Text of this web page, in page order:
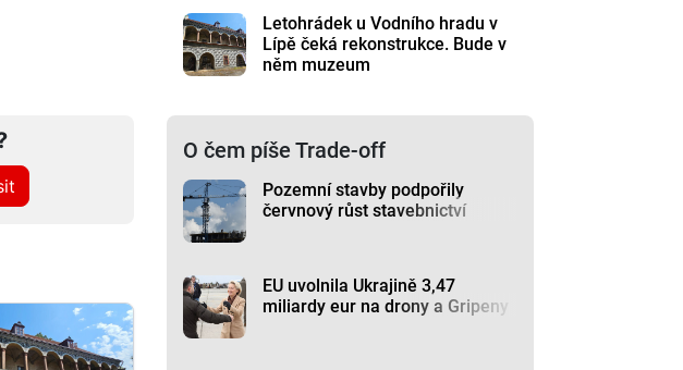
Letohrádek u Vodního hradu v
Lípě čeká rekonstrukce. Bude v
něm muzeum
O čem píše Trade-off
Pozemní stavby podpořily
červnový růst stavebnictví
EU uvolnila Ukrajině 3,47
miliardy eur na drony a Gripeny